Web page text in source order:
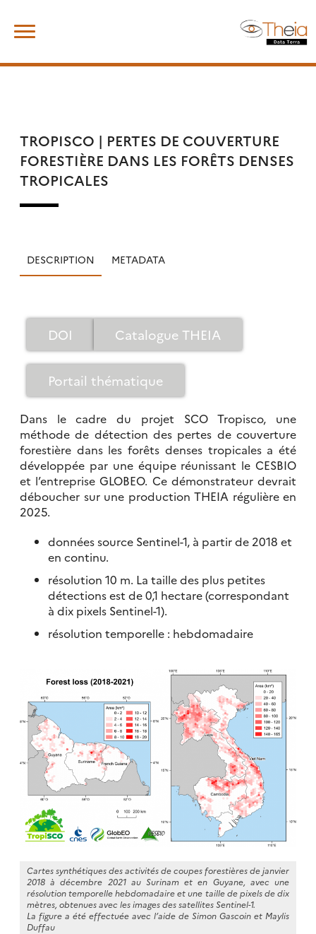
content
TROPISCO | PERTES DE COUVERTURE
FORESTIÈRE DANS LES FORÊTS DENSES
TROPICALES
DESCRIPTION METADATA
DOI Catalogue THEIA
Portail thématique
Dans le cadre du projet SCO Tropisco, une
méthode de détection des pertes de couverture
forestière dans les forêts denses tropicales a été
développée par une équipe réunissant le CESBIO
et l’entreprise GLOBEO. Ce démonstrateur devrait
déboucher sur une production THEIA régulière en
2025.
données source Sentinel-1, à partir de 2018 et
en continu.
résolution 10 m. La taille des plus petites
détections est de 0,1 hectare (correspondant
à dix pixels Sentinel-1).
résolution temporelle : hebdomadaire
Cartes synthétiques des activités de coupes forestières de janvier
2018 à décembre 2021 au Surinam et en Guyane, avec une
résolution temporelle hebdomadaire et une taille de pixels de dix
mètres, obtenues avec les images des satellites Sentinel-1.
La figure a été effectuée avec l’aide de Simon Gascoin et Maylis
Duffau